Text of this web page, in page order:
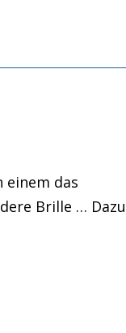
einem das
Brille … Dazu